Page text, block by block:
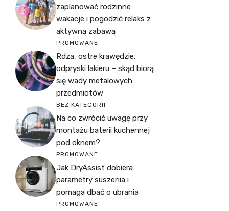
zaplanować rodzinne
wakacje i pogodzić relaks z
aktywną zabawą
PROMOWANE
Rdza, ostre krawędzie,
odpryski lakieru – skąd biorą
się wady metalowych
przedmiotów
BEZ KATEGORII
Na co zwrócić uwagę przy
montażu baterii kuchennej
pod oknem?
PROMOWANE
Jak DryAssist dobiera
parametry suszenia i
pomaga dbać o ubrania
PROMOWANE